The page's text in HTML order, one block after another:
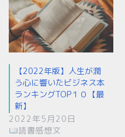
【2022年版】人生が潤
う心に響いたビジネス本
ランキングTOP１０【最
新】
2022年5月20日
読書感想文